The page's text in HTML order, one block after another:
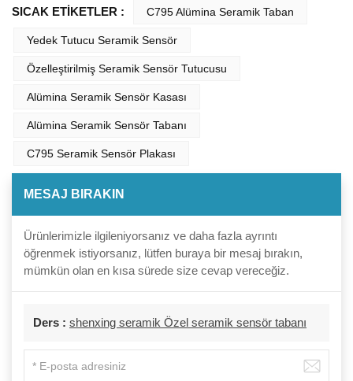
SICAK ETİKETLER : C795 Alümina Seramik Taban
Yedek Tutucu Seramik Sensör
Özelleştirilmiş Seramik Sensör Tutucusu
Alümina Seramik Sensör Kasası
Alümina Seramik Sensör Tabanı
C795 Seramik Sensör Plakası
MESAJ BIRAKIN
Ürünlerimizle ilgileniyorsanız ve daha fazla ayrıntı
öğrenmek istiyorsanız, lütfen buraya bir mesaj bırakın,
mümkün olan en kısa sürede size cevap vereceğiz.
Ders : shenxing seramik Özel seramik sensör tabanı